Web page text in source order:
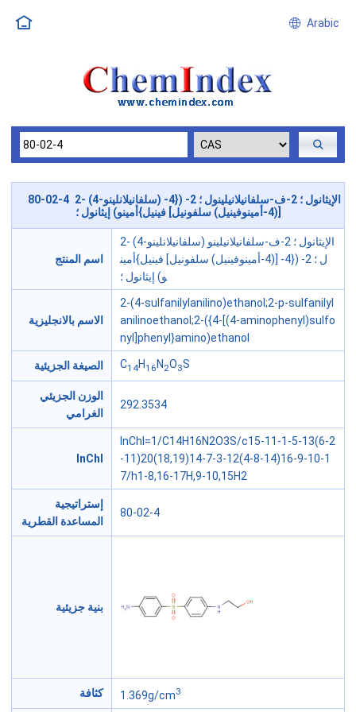
Arabic
80-02-4 2- (4-سلفانيلانلينو) الإيثانول ؛ 2-ف-سلفانيلانيلينول ؛ 2- ({4-
[(4-أمينوفينيل) سلفونيل] فينيل}أمينو) إيثانول ؛
اسم المنتج
2- (4-سلفانيلانلينو) الإيثانول ؛ 2-ف-سلفانيلانيلينو
ل ؛ 2- ({4- [(4-أمينوفينيل) سلفونيل] فينيل}أمين
و) إيثانول ؛
الاسم بالانجليزية
2-(4-sulfanilylanilino)ethanol;2-p-sulfanilyl
anilinoethanol;2-({4-[(4-aminophenyl)sulfo
nyl]phenyl}amino)ethanol
الصيغة الجزيئية C14H16 N 2O3S
الوزن الجزيئي
الغرامي
292.3534
InChI
InChI=1/C14H16N2O3S/c15-11-1-5-13(6-2
-11)20(18,19)14-7-3-12(4-8-14)16-9-10-1
7/h1-8,16-17H,9-10,15H2
إستراتيجية
المساعدة القطرية
80-02-4
بنية جزيئية
كثافة 1.369g/cm3